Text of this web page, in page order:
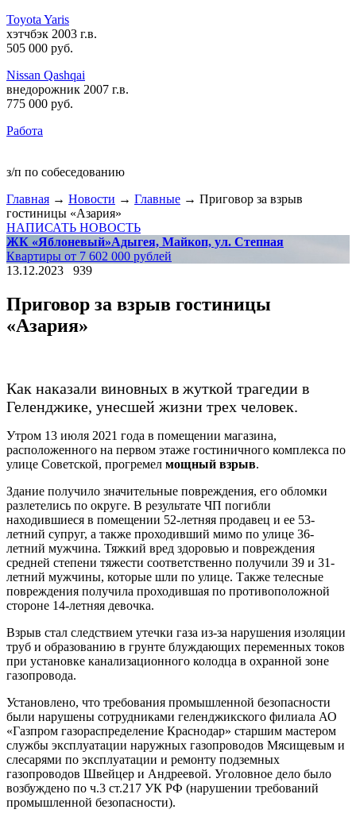
Toyota Yaris
хэтчбэк 2003 г.в.
505 000 руб.
Nissan Qashqai
внедорожник 2007 г.в.
775 000 руб.
Работа
з/п по собеседованию
Главная → Новости → Главные → Приговор за взрыв
гостиницы «Азария»
НАПИСАТЬ НОВОСТЬ
ЖК «Яблоневый»Адыгея, Майкоп, ул. Степная
Квартиры от 7 602 000 рублей
13.12.2023
939
Приговор за взрыв гостиницы
«Азария»
Как наказали виновных в жуткой трагедии в
Геленджике, унесшей жизни трех человек.
Утром 13 июля 2021 года в помещении магазина,
расположенного на первом этаже гостиничного комплекса по
улице Советской, прогремел мощный взрыв.
Здание получило значительные повреждения, его обломки
разлетелись по округе. В результате ЧП погибли
находившиеся в помещении 52-летняя продавец и ее 53-
летний супруг, а также проходивший мимо по улице 36-
летний мужчина. Тяжкий вред здоровью и повреждения
средней степени тяжести соответственно получили 39 и 31-
летний мужчины, которые шли по улице. Также телесные
повреждения получила проходившая по противоположной
стороне 14-летняя девочка.
Взрыв стал следствием утечки газа из-за нарушения изоляции
труб и образованию в грунте блуждающих переменных токов
при установке канализационного колодца в охранной зоне
газопровода.
Установлено, что требования промышленной безопасности
были нарушены сотрудниками геленджикского филиала АО
«Газпром газораспределение Краснодар» старшим мастером
службы эксплуатации наружных газопроводов Мясищевым и
слесарями по эксплуатации и ремонту подземных
газопроводов Швейцер и Андреевой. Уголовное дело было
возбуждено по ч.3 ст.217 УК РФ (нарушении требований
промышленной безопасности).